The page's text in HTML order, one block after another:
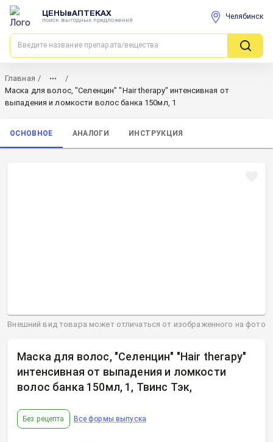
ЦЕНЫвАПТЕКАХ
поиск выгодных предложений Челябинск
Главная /
/
Маска для волос, "Селенцин" "Hair therapy" интенсивная от
выпадения и ломкости волос банка 150мл, 1
ОСНОВНОЕ АНАЛОГИ ИНСТРУКЦИЯ
Маска для волос, "Селенцин" "Hair therapy"
интенсивная от выпадения и ломкости
волос банка 150мл, 1, Твинс Тэк,
Без рецепта Все формы выпуска
Внешний вид товара может отличаться от изображенного на фото